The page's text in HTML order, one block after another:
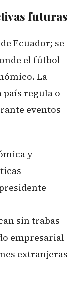
futuras
Ecuador; se
el fútbol
La
regula o
eventos
y
sin trabas
empresarial
extranjeras